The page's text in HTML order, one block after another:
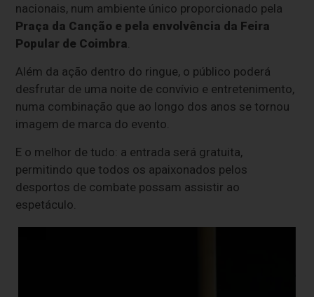
nacionais, num ambiente único proporcionado pela
Praça da Canção e pela envolvência da Feira
Popular de Coimbra
Além da ação dentro do ringue, o público poderá
desfrutar de uma noite de convívio e entretenimento,
numa combinação que ao longo dos anos se tornou
imagem de marca do evento.
E o melhor de tudo: a entrada será gratuita,
permitindo que todos os apaixonados pelos
desportos de combate possam assistir ao
espetáculo.